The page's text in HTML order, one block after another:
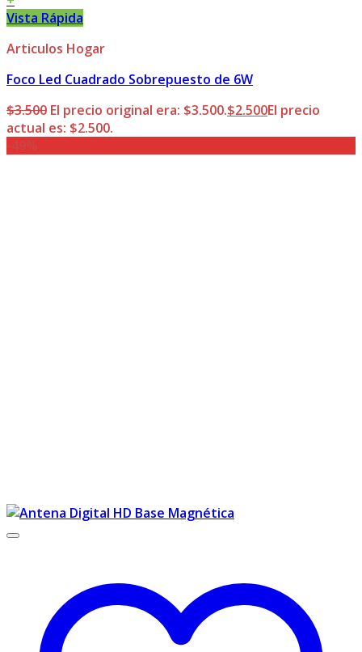
Vista Rápida
Articulos Hogar
Foco Led Cuadrado Sobrepuesto de 6W
$3.500 El precio original era: $3.500.$2.500El precio
actual es: $2.500.